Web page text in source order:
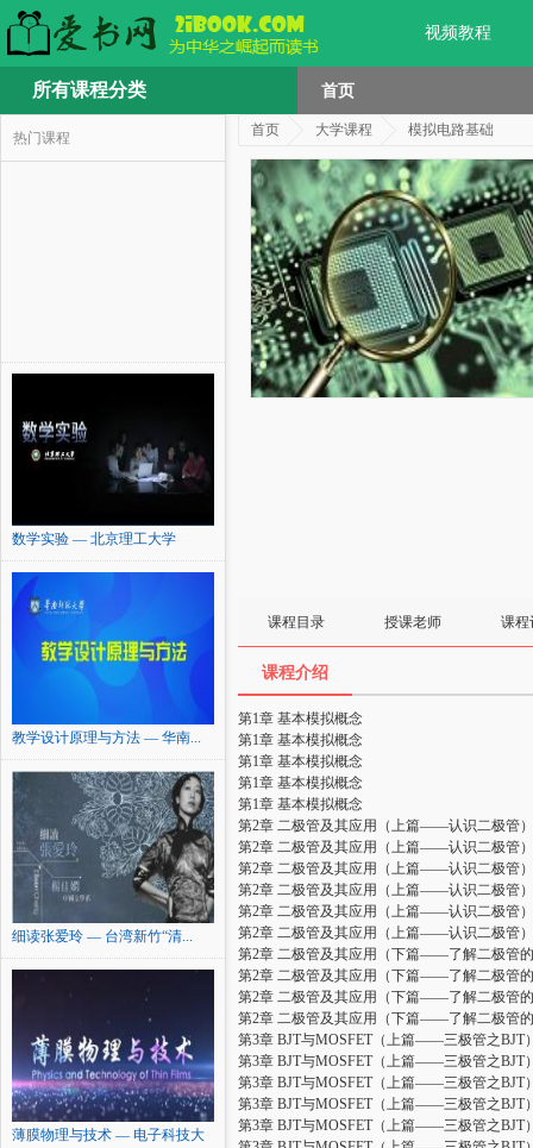
视频教程
所有课程分类 首页
热门课程
数学实验 — 北京理工大学
教学设计原理与方法 — 华南...
细读张爱玲 — 台湾新竹“清...
薄膜物理与技术 — 电子科技大
首页 大学课程 模拟电路基础
课程目录 授课老师 课程
课程介绍
第1章 基本模拟概念
第1章 基本模拟概念
第1章 基本模拟概念
第1章 基本模拟概念
第1章 基本模拟概念
第2章 二极管及其应用（上篇——认识二极管）
第2章 二极管及其应用（上篇——认识二极管）
第2章 二极管及其应用（上篇——认识二极管）
第2章 二极管及其应用（上篇——认识二极管）
第2章 二极管及其应用（上篇——认识二极管）
第2章 二极管及其应用（上篇——认识二极管）
第2章 二极管及其应用（下篇——了解二极管
第2章 二极管及其应用（下篇——了解二极管
第2章 二极管及其应用（下篇——了解二极管
第2章 二极管及其应用（下篇——了解二极管
第3章 BJT与MOSFET（上篇——三极管之BJT
第3章 BJT与MOSFET（上篇——三极管之BJT
第3章 BJT与MOSFET（上篇——三极管之BJT
第3章 BJT与MOSFET（上篇——三极管之BJT
第3章 BJT与MOSFET（上篇——三极管之BJT